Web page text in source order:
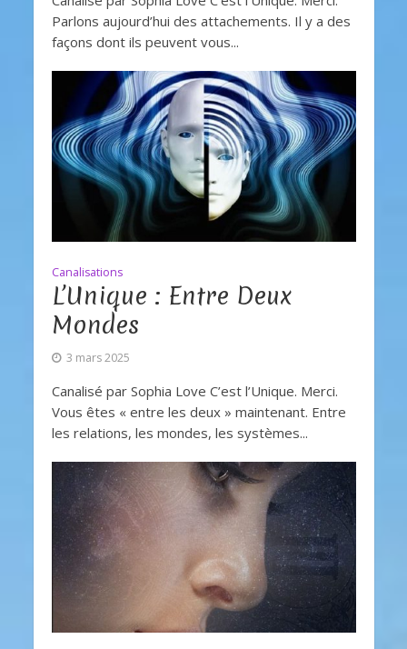
Parlons aujourd’hui des attachements. Il y a des
façons dont ils peuvent vous...
Canalisations
L’Unique : Entre Deux
Mondes
3 mars 2025
Canalisé par Sophia Love C’est l’Unique. Merci.
Vous êtes « entre les deux » maintenant. Entre
les relations, les mondes, les systèmes...